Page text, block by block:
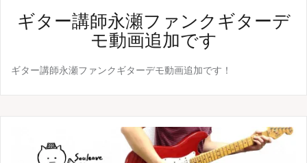
ギター講師永瀬ファンクギターデ
モ動画追加です
ギター講師永瀬ファンクギターデモ動画追加です！